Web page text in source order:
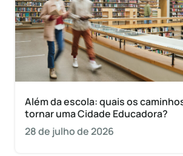
Além da escola: quais os
tornar uma Cidade Educadora?
28 de julho de 2026